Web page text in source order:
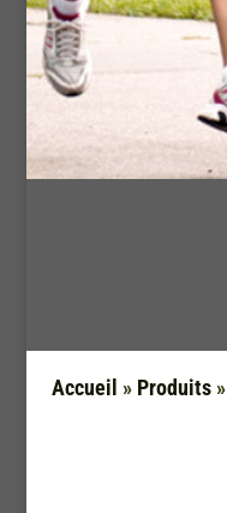
Accueil » Produits»